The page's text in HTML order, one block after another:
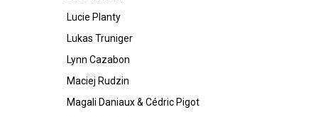
Lucie Planty
Lukas Truniger
Lynn Cazabon
Maciej Rudzin
Magali Daniaux & Cédric Pigot